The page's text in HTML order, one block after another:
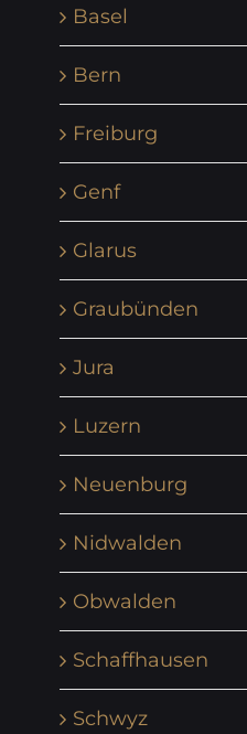
Basel
Bern
Freiburg
Genf
Glarus
Graubünden
Jura
Luzern
Neuenburg
Nidwalden
Obwalden
Schaffhausen
Schwyz